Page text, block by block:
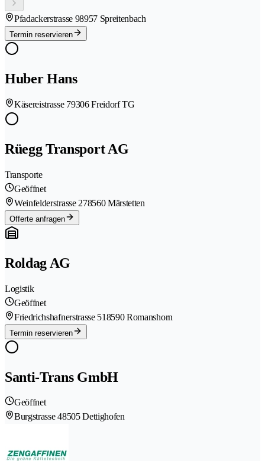
Pfadackerstrasse 98957 Spreitenbach
Termin reservieren
Huber Hans
Käsereistrasse 79306 Freidorf TG
Rüegg Transport AG
Transporte
Geöffnet
Weinfelderstrasse 278560 Märstetten
Offerte anfragen
Roldag AG
Logistik
Geöffnet
Friedrichshafnerstrasse 518590 Romanshorn
Termin reservieren
Santi-Trans GmbH
Geöffnet
Burgstrasse 48505 Dettighofen